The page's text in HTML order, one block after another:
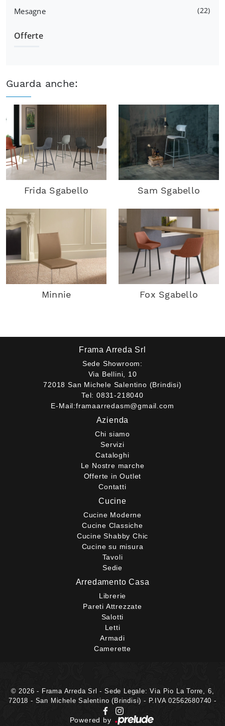
Mesagne 22
Offerte
Guarda anche:
Frida Sgabello Sam Sgabello
Minnie Fox Sgabello
Frama Arreda Srl
Sede Showroom:
Via Bellini, 10
72018 San Michele Salentino (Brindisi)
Tel: 0831-218040
E-Mail:framaarredasm@gmail.com
Azienda
Chi siamo
Servizi
Cataloghi
Le Nostre marche
Offerte in Outlet
Contatti
Cucine
Cucine Moderne
Cucine Classiche
Cucine Shabby Chic
Cucine su misura
Tavoli
Sedie
Arredamento Casa
Librerie
Pareti Attrezzate
Salotti
Letti
Armadi
Camerette
© 2026 - Frama Arreda Srl - Sede Legale: Via Pio La Torre, 6,
72018 - San Michele Salentino (Brindisi) - P.IVA 02562680740 -
Powered by